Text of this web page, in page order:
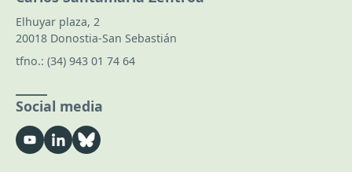
Elhuyar plaza, 2
20018 Donostia-San Sebastián
tfno.: (34) 943 01 74 64
Social media